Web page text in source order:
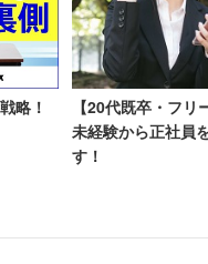
2位は「さいたま市
略！
【20代既卒・フリ
未経験から正社員
す！